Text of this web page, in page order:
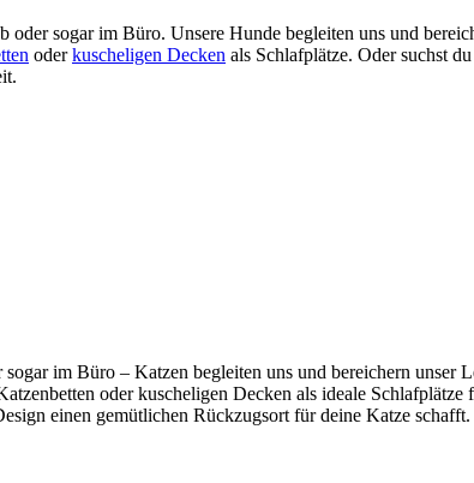
sogar im Büro. Unsere Hunde begleiten uns und
oderkuscheligen Decken als Schlafplätze. Oder suchst
im Büro – Katzen begleiten uns und bereichern unser
oder kuscheligen Decken als ideale
einen gemütlichen Rückzugsort für deine Katze schafft.